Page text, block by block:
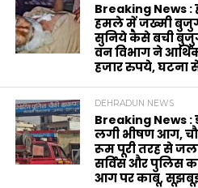
Breaking News :
हमले में जख्मी
सुनिये कैसे बची
वन विभाग ने
हजार रुपये, घटना से
DEHRADUN NEWS
Breaking News :
लगी भीषण आग,
रूम पूरी तरह से
सर्विस और पुलिस
आग पर काबू,